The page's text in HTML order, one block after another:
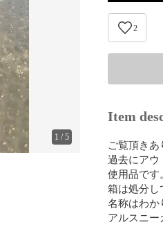
1 /5
2
Item
ご覧頂きあ
過去にアウ
使用品です。
箱は処分し
名称はわか
アルスニー